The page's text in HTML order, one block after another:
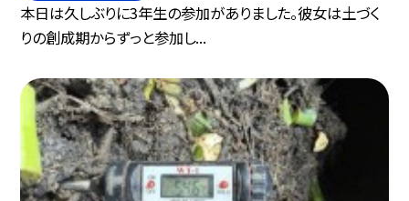
本日は久しぶりに3年生の参加がありました。彼女は土づく
りの創成期からずっと参加し...